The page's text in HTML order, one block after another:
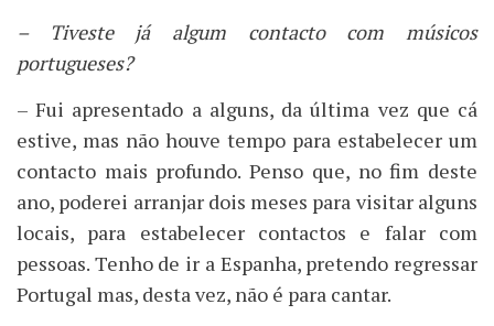
– Tiveste já algum contacto com músicos
portugueses?
– Fui apresentado a alguns, da última vez que cá
estive, mas não houve tempo para estabelecer um
contacto mais profundo. Penso que, no fim deste
ano, poderei arranjar dois meses para visitar alguns
locais, para estabelecer contactos e falar com
pessoas. Tenho de ir a Espanha, pretendo regressar
Portugal mas, desta vez, não é para cantar.